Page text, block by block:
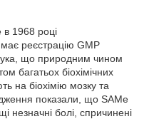
в 1968 році
реєстрацію GMP
що природним чином
багатьох біохімічних
на біохімію мозку та
показали, що SAMe
незначні болі, спричинені